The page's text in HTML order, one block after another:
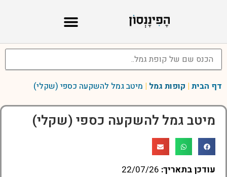
דף הבית | קופות גמל | מיטב גמל להשקעה כספי (שקלי)
מיטב גמל להשקעה כספי (שקלי)
עודכן בתאריך: 22/07/26